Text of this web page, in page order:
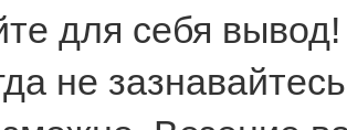
для себя вывод!
не